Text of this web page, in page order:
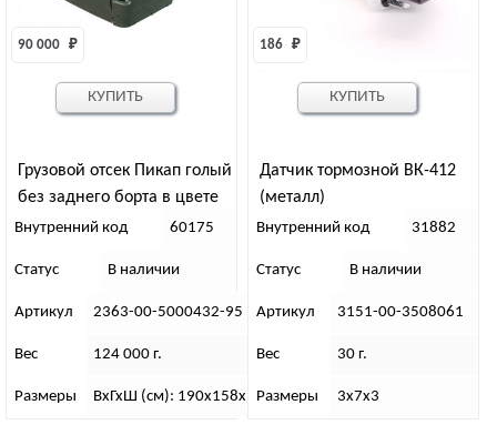
Грузовой отсек Пикап голый
без заднего борта в цвете
под заказ по наличию !
90 000 ₽
Внутренний код 60175
Статус В наличии
Артикул 2363-00-5000432-95
Вес 124 000 г.
Размеры ВхГхШ (см): 190х158х90
КУПИТЬ
Датчик тормозной ВК-412
(металл)
186 ₽
Внутренний код 31882
Статус В наличии
Артикул 3151-00-3508061
Вес 30 г.
Размеры 3х7х3
КУПИТЬ